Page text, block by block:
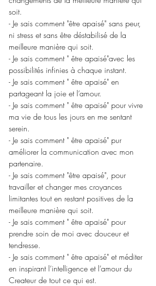
soit.
- Je sais comment "être apaisé" sans peur,
ni stress et sans être déstabilisé de la
meilleure manière qui soit.
- Je sais comment " être apaisé"avec les
possibilités infinies à chaque instant.
- Je sais comment " être apaisé" en
partageant la joie et l’amour.
- Je sais comment " être apaisé" pour vivre
ma vie de tous les jours en me sentant
serein.
- Je sais comment " être apaisé" pur
améliorer la communication avec mon
partenaire.
- Je sais comment "être apaisé", pour
travailler et changer mes croyances
limitantes tout en restant positives de la
meilleure manière qui soit.
- Je sais comment " être apaisé" pour
prendre soin de moi avec douceur et
tendresse.
- Je sais comment " être apaisé" et méditer
en inspirant l’intelligence et l’amour du
Createur de tout ce qui est.